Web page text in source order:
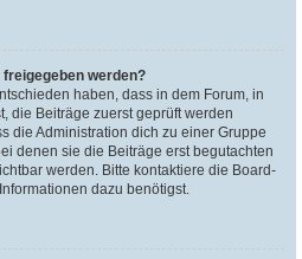
werden?
haben, dass in dem Forum, in
die Beiträge zuerst geprüft werden
die Administration dich zu einer Gruppe
denen sie die Beiträge erst begutachten
werden. Bitte kontaktiere die Board-
dazu benötigst.